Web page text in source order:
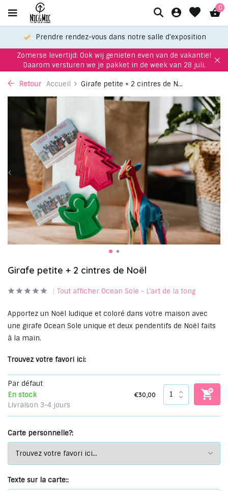
0
Prendre rendez-vous dans notre salle d'exposition
Zomerse levertijd: Ook wij genieten even van de vakantie!
Daarom versturen we je pakket in de week van 28 juli.
Retour Accueil Girafe petite + 2 cintres de N...
Girafe petite + 2 cintres de Noël
Tout afficher Ocean Sole - L'art de la tong
Apportez un Noël ludique et coloré dans votre maison avec
une girafe Ocean Sole unique et deux pendentifs de Noël faits
à la main.
Trouvez votre favori ici:
Par défaut
En stock
Livraison 3-4 jours
€30,00
Carte personnelle?:
Texte sur la carte::